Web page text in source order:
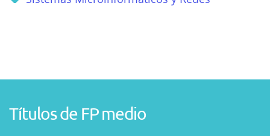
Títulos de FP medio